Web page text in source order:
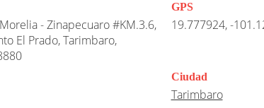
- Zinapecuaro #KM.3.6,
El Prado, Tarimbaro,
GPS
19.777924, -
Ciudad
Tarimbaro